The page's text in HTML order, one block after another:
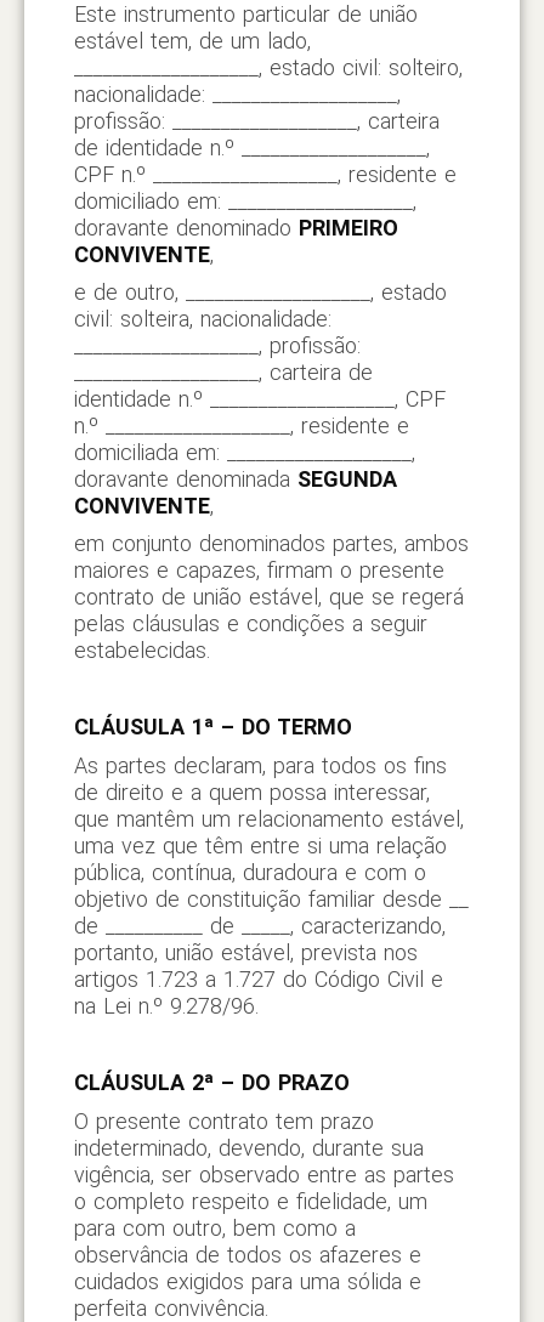
Este instrumento particular de união
estável tem, de um lado,
___________________, estado civil: solteiro,
nacionalidade: ___________________,
profissão: ___________________, carteira
de identidade n.º ___________________,
CPF n.º ___________________, residente e
domiciliado em: ___________________,
doravante denominado PRIMEIRO
CONVIVENTE,
e de outro, ___________________, estado
civil: solteira, nacionalidade:
___________________, profissão:
___________________, carteira de
identidade n.º ___________________, CPF
n.º ___________________, residente e
domiciliada em: ___________________,
doravante denominada SEGUNDA
CONVIVENTE,
em conjunto denominados partes, ambos
maiores e capazes, firmam o presente
contrato de união estável, que se regerá
pelas cláusulas e condições a seguir
estabelecidas.
CLÁUSULA 1ª – DO TERMO
As partes declaram, para todos os fins
de direito e a quem possa interessar,
que mantêm um relacionamento estável,
uma vez que têm entre si uma relação
pública, contínua, duradoura e com o
objetivo de constituição familiar desde __
de __________ de _____, caracterizando,
portanto, união estável, prevista nos
artigos 1.723 a 1.727 do Código Civil e
na Lei n.º 9.278/96.
CLÁUSULA 2ª – DO PRAZO
O presente contrato tem prazo
indeterminado, devendo, durante sua
vigência, ser observado entre as partes
o completo respeito e fidelidade, um
para com outro, bem como a
observância de todos os afazeres e
cuidados exigidos para uma sólida e
perfeita convivência.